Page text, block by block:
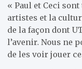
« Paul et Ceci
artistes et la
de la façon dont
l’avenir. Nous ne
de les voir jouer